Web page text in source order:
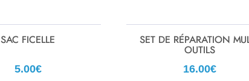
SAC FICELLE
5.00€
SET DE RÉPARATION
OUTILS
16.00€